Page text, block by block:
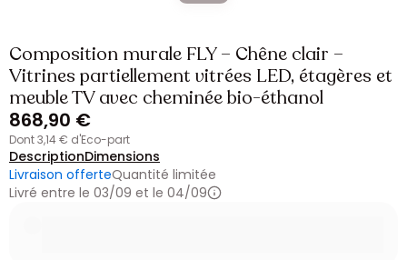
Composition murale FLY – Chêne clair –
Vitrines partiellement vitrées LED, étagères et
meuble TV avec cheminée bio-éthanol
868,90 €
dont 3,14 € d'Eco-part
DescriptionDimensions
Livraison offerteQuantité limitée
Livré entre le 03/09 et le 04/09